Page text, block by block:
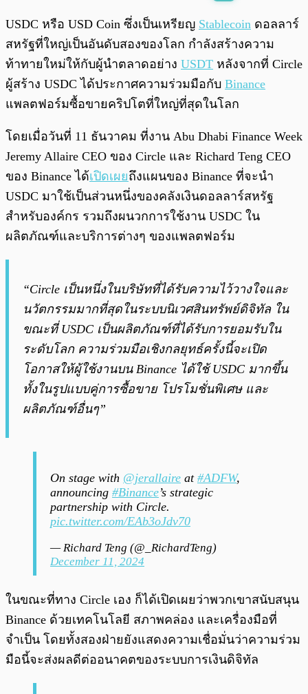
พร้อมเล่น
USDC หรือ USD Coin ซึ่งเป็นเหรียญ Stablecoin ดอลลาร์
สหรัฐที่ใหญ่เป็นอันดับสองของโลก กำลังสร้างความ
ท้าทายใหม่ให้กับผู้นำตลาดอย่าง USDT หลังจากที่ Circle
ผู้สร้าง USDC ได้ประกาศความร่วมมือกับ Binance
แพลตฟอร์มซื้อขายคริปโตที่ใหญ่ที่สุดในโลก
โดยเมื่อวันที่ 11 ธันวาคม ที่งาน Abu Dhabi Finance Week
Jeremy Allaire CEO ของ Circle และ Richard Teng CEO
ของ Binance ได้เปิดเผยถึงแผนของ Binance ที่จะนำ
USDC มาใช้เป็นส่วนหนึ่งของคลังเงินดอลลาร์สหรัฐ
สำหรับองค์กร รวมถึงผนวกการใช้งาน USDC ใน
ผลิตภัณฑ์และบริการต่างๆ ของแพลตฟอร์ม
“Circle เป็นหนึ่งในบริษัทที่ได้รับความไว้วางใจและ
นวัตกรรมมากที่สุดในระบบนิเวศสินทรัพย์ดิจิทัล ใน
ขณะที่ USDC เป็นผลิตภัณฑ์ที่ได้รับการยอมรับใน
ระดับโลก ความร่วมมือเชิงกลยุทธ์ครั้งนี้จะเปิด
โอกาสให้ผู้ใช้งานบน Binance ได้ใช้ USDC มากขึ้น
ทั้งในรูปแบบคู่การซื้อขาย โปรโมชั่นพิเศษ และ
ผลิตภัณฑ์อื่นๆ”
On stage with @jerallaire at #ADFW,
announcing #Binance’s strategic
partnership with Circle.
pic.twitter.com/EAb3oJdv70
— Richard Teng (@_RichardTeng)
December 11, 2024
ในขณะที่ทาง Circle เอง ก็ได้เปิดเผยว่าพวกเขาสนับสนุน
Binance ด้วยเทคโนโลยี สภาพคล่อง และเครื่องมือที่
จำเป็น โดยทั้งสองฝ่ายยังแสดงความเชื่อมั่นว่าความร่วม
มือนี้จะส่งผลดีต่ออนาคตของระบบการเงินดิจิทัล